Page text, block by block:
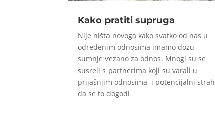
Kako pratiti supruga
Nije ništa novoga kako svatko od nas u
određenim odnosima imamo dozu
sumnje vezano za odnos. Mnogi su se
susreli s partnerima koji su varali u
prijašnjim odnosima, i potencijalni strah
da se to dogodi